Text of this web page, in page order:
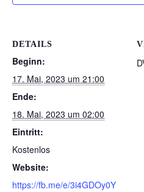
DETAILS
Beginn:
17. Mai, 2023 um 21:00
Ende:
18. Mai, 2023 um 02:00
Eintritt:
Kostenlos
Website:
https://fb.me/e/3i4GDOy0Y